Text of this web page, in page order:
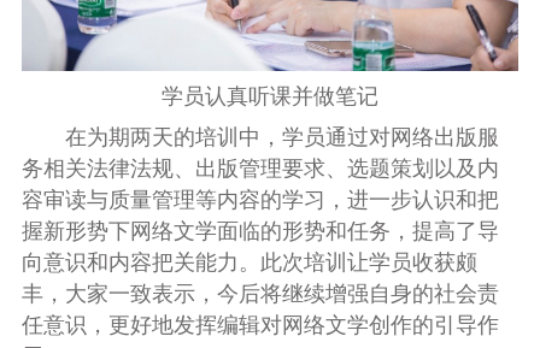
学员认真听课并做笔记
在为期两天的培训中，学员通过对网络出版服
务相关法律法规、出版管理要求、选题策划以及内
容审读与质量管理等内容的学习，进一步认识和把
握新形势下网络文学面临的形势和任务，提高了导
向意识和内容把关能力。此次培训让学员收获颇
丰，大家一致表示，今后将继续增强自身的社会责
任意识，更好地发挥编辑对网络文学创作的引导作